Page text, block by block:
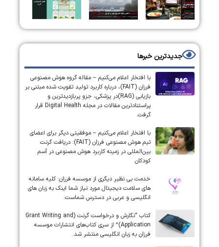
جدیدترین خبرها
با افتخار اعلام می‌کنیم – مقاله گروه هوش مصنوعی
فرزان (FAIT)، درباره کاربرد تولید تقویت شده مبتنی بر
بازیابی (RAG)در پزشکی، جزو پربازدیدترین و
پراستنادترین مقالات در مجله Digital Health قرار
گرفت.
با افتخار اعلام می‌کنیم – موفقیتی دیگر برای اعضای
تیم هوش مصنوعی فرزان (FAIT): دریافت گرنت
بین‌المللی در زمینه کاربرد هوش مصنوعی در آسم
کودکان
خدمت بی نظیر دیگری از موسسه فرزان: کلیه سامانه
های سلامت دیجیتال مورد نیاز شما اینک به زبان های
انگلیسی و عربی در دسترس شماست.
کتاب “نگارش و درخواست گرنت (Grant Writing and
Application)” از سری کتاب‌های انتشارات موسسه
فرزان به زبان انگلیسی منتشر شد.